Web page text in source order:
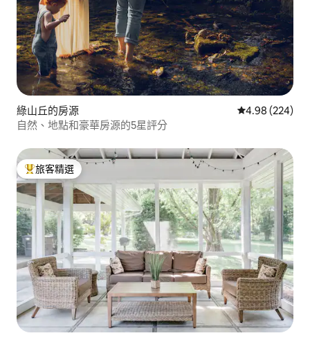
綠山丘的房源 從 224 則評價
4.98 (224)
自然、地點和豪華房源的5星評分
旅客精選榜首
旅客精選